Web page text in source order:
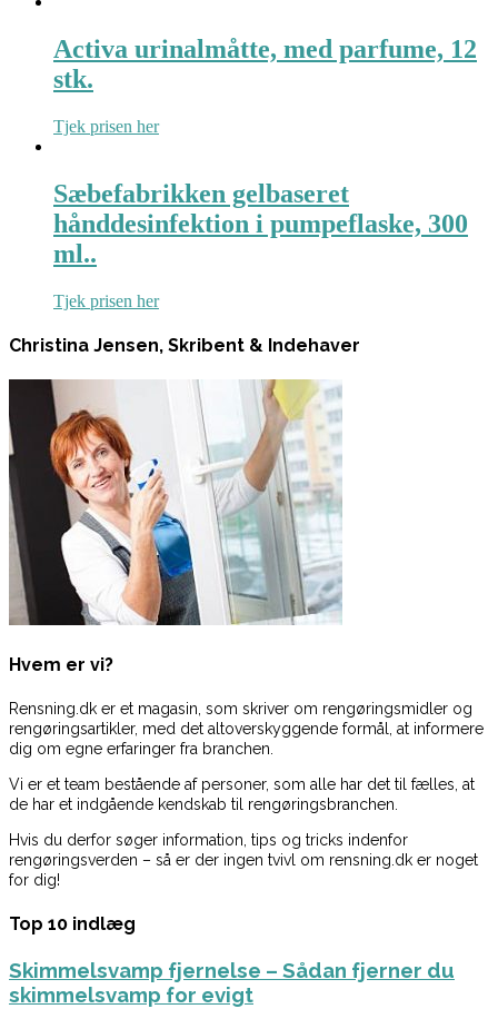
Activa urinalmåtte, med parfume, 12
stk.
Tjek prisen her
Sæbefabrikken gelbaseret
hånddesinfektion i pumpeflaske, 300
ml..
Tjek prisen her
Christina Jensen, Skribent & Indehaver
Hvem er vi?
Rensning.dk er et magasin, som skriver om rengøringsmidler og
rengøringsartikler, med det altoverskyggende formål, at informere
dig om egne erfaringer fra branchen.
Vi er et team bestående af personer, som alle har det til fælles, at
de har et indgående kendskab til rengøringsbranchen.
Hvis du derfor søger information, tips og tricks indenfor
rengøringsverden – så er der ingen tvivl om rensning.dk er noget
for dig!
Top 10 indlæg
Skimmelsvamp fjernelse – Sådan fjerner du
skimmelsvamp for evigt